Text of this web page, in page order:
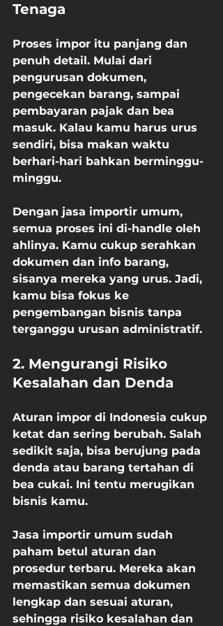
Tenaga
Proses impor itu panjang dan
penuh detail. Mulai dari
pengurusan dokumen,
pengecekan barang, sampai
pembayaran pajak dan bea
masuk. Kalau kamu harus urus
sendiri, bisa makan waktu
berhari-hari bahkan berminggu-
minggu.
Dengan jasa importir umum,
semua proses ini di-handle oleh
ahlinya. Kamu cukup serahkan
dokumen dan info barang,
sisanya mereka yang urus. Jadi,
kamu bisa fokus ke
pengembangan bisnis tanpa
terganggu urusan administratif.
2. Mengurangi Risiko
Kesalahan dan Denda
Aturan impor di Indonesia cukup
ketat dan sering berubah. Salah
sedikit saja, bisa berujung pada
denda atau barang tertahan di
bea cukai. Ini tentu merugikan
bisnis kamu.
Jasa importir umum sudah
paham betul aturan dan
prosedur terbaru. Mereka akan
memastikan semua dokumen
lengkap dan sesuai aturan,
sehingga risiko kesalahan dan